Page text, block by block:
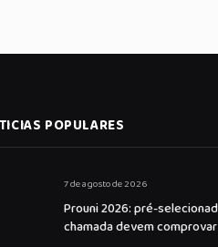
POPULARES
7 de agosto de 2026
Prouni 2026: pré-
chamada devem